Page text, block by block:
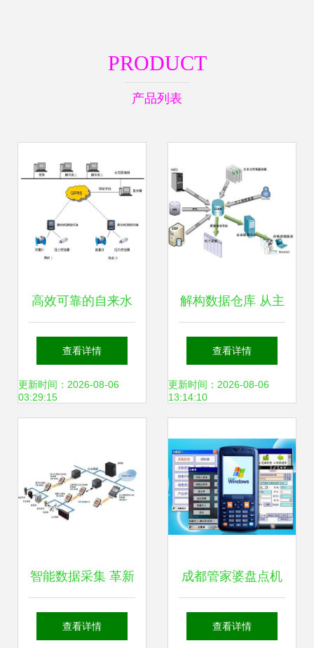
PRODUCT
产品列表
高效可靠的自来水
管网数据采集系统
DATA-9201 技术深
查看详情
更新时间：2026-08-06
03:29:15
解构数据仓库 从主
题导向到价值生成
的核心密码
查看详情
更新时间：2026-08-06
13:14:10
智能数据采集 革新
数据获取方式的关
查看详情
成都管家婆盘点机
数据采集器手持终
查看详情